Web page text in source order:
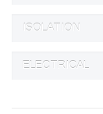
ISOLATION
ELECTRICAL